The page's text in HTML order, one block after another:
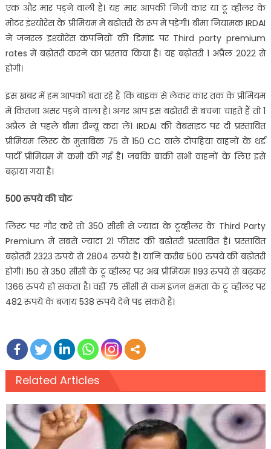
एक और मार पड़ने वाली है। यह मार आपकी निजी कार या टू व्‍हीलर के
मोटर इंश्‍योरेंस के प्रीमियम में बढ़ोतरी के रूप में पड़ेगी। बीमा नियामक IRDAI
ने जनरल इश्‍योरेंस कंपनियों की डिमांड पर Third party premium
rates में बढ़ोतरी करने का प्रस्‍ताव किया है। यह बढ़ोतरी 1 अप्रैल 2022 से
होगी।
इस खबर में हम आपको बता रहे हैं कि बाइक से लेकर कार तक के प्रीमियम
में कितना असर पड़ने वाला है। अगर आप इस बढ़ोतरी से बचना चाहते हैं तो 1
अप्रैल से पहले बीमा रीन्‍यू करा लें। IRDAI की वेबसाइट पर दी प्रस्‍तावित
प्रीमियम लिस्‍ट के मुताबिक 75 से 150 CC वाले दोपहिया वाहनों के थर्ड
पार्टी प्रीमियम में कमी की गई है। जबकि बाकी सभी वाहनों के लिए इसे
बढ़ाया गया है।
500 रुपये की चोट
लिस्‍ट पर गौर करें तो 350 सीसी से ज्‍यादा के टूव्‍हीलर के Third Party
Premium में सबसे ज्‍यादा 21 फीसद की बढ़ोतरी प्रस्‍तावित है। प्रस्‍तावित
बढ़ोतरी 2323 रुपये से 2804 रुपये है। यानि करीब 500 रुपये की बढ़ोतरी
होगी। 150 से 350 सीसी के टू व्‍हीलर पर अब प्रीमियम 1193 रुपये से बढ़कर
1366 रुपये हो सकता है। वहीं 75 सीसी से कम इंजन क्षमता के टू व्‍हीलर पर
482 रुपये के बजाय 538 रुपये देने पड़ सकते हैं।
Related Articles